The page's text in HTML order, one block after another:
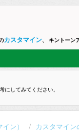
カスタマイン、 キントーン
にしてみてください。
ン） カスタマイン